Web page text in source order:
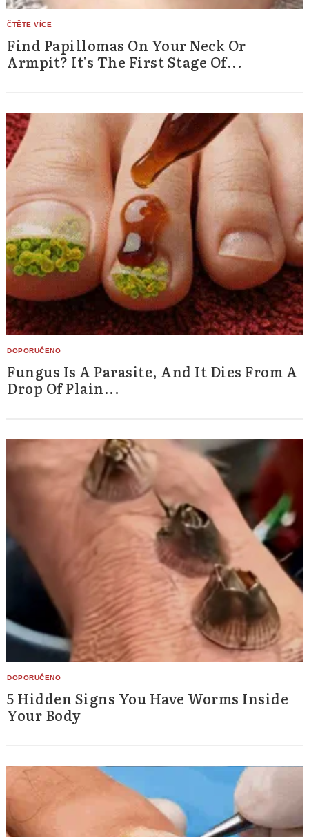
Find Papillomas On Your Neck Or
Armpit? It's The First Stage Of...
Fungus Is A Parasite, And It Dies From A
Drop Of Plain...
5 Hidden Signs You Have Worms Inside
Your Body
for: